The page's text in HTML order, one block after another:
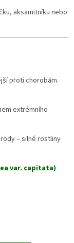
aksamitníku nebo
proti chorobám.
extrémního
– silné rostliny
var. capitata)